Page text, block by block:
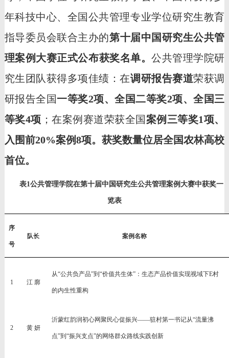
年科技中心、全国公共管理专业学位研究生教育
指导委员会联合主办的第十届中国研究生公共管
理案例大赛正式公布获奖名单。公共管理学院研
究生团队获得多项佳绩：在调研报告赛道荣获调
研报告全国一等奖2项、全国二等奖2项、全国三
等奖4项 ；在案例赛道荣获全国案例 三等奖1项、
入围前20%案例8项。获奖数量位居全国农林高校
首位。
表1公共管理学院在第十届中国研究生公共管理案例大赛中获奖一
览表
序
号
队长 案例名称
1 江 廓
从“公共负产品”到“价值共生体”：生态产品价值实现视域下E村
的内生性重构
2 黄 妍
沂蒙红韵润初心网聚民心促振兴——驻村第一书记从“流量沸
点”到“振兴支点”的网络群众路线实践创新